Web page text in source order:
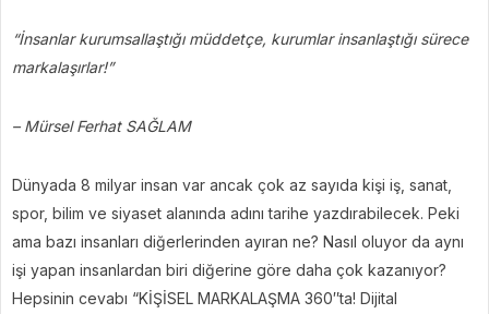
“İnsanlar kurumsallaştığı müddetçe, kurumlar insanlaştığı sürece
markalaşırlar!”
– Mürsel Ferhat SAĞLAM
Dünyada 8 milyar insan var ancak çok az sayıda kişi iş, sanat,
spor, bilim ve siyaset alanında adını tarihe yazdırabilecek. Peki
ama bazı insanları diğerlerinden ayıran ne? Nasıl oluyor da aynı
işi yapan insanlardan biri diğerine göre daha çok kazanıyor?
Hepsinin cevabı “KİŞİSEL MARKALAŞMA 360″ta! Dijital